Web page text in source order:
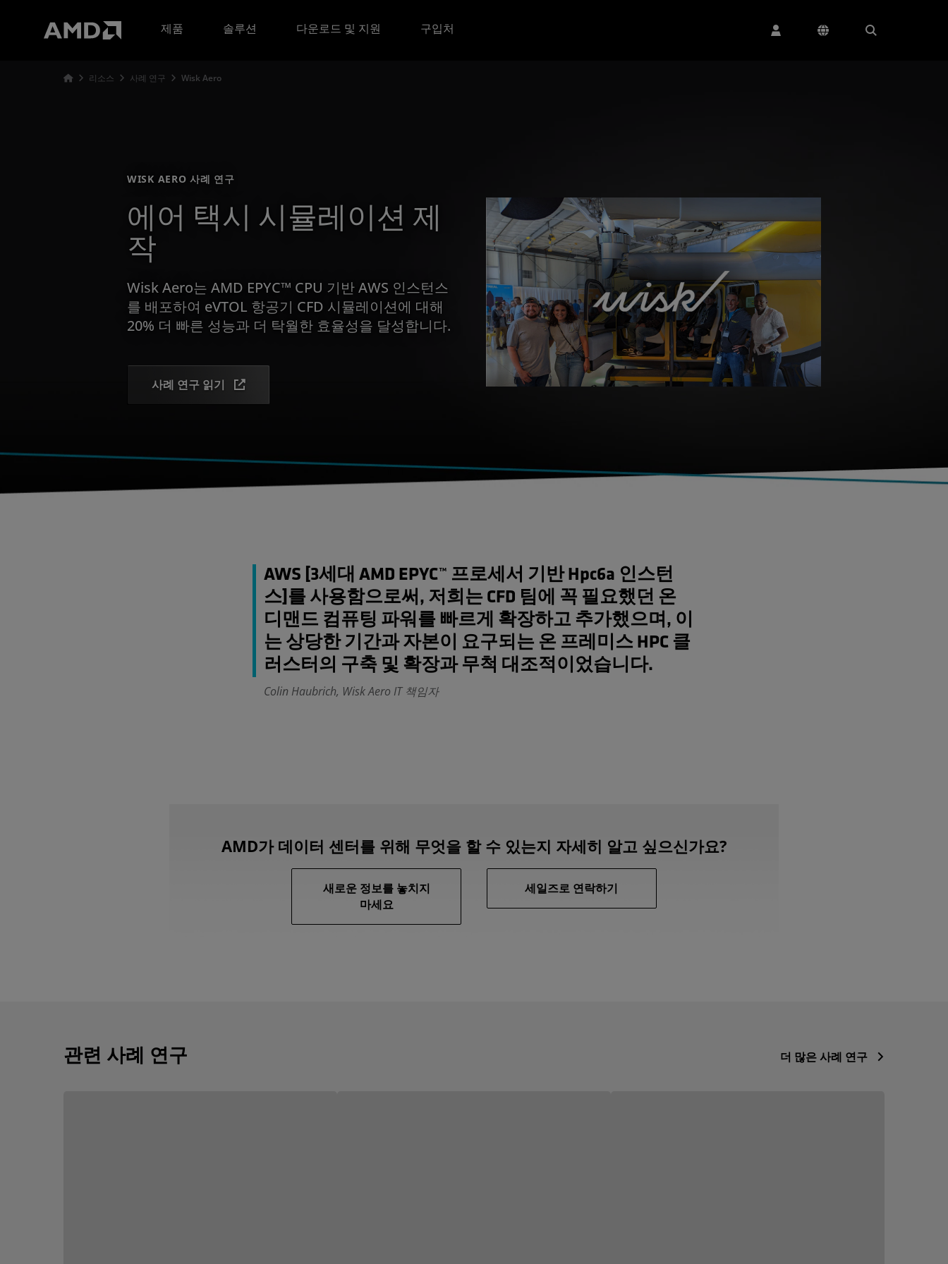
제품
솔루션 다운로드 및 지원 구입처
리소스 사례 연구 Wisk Aero
WISK AERO 사례 연구
에어 택시 시뮬레이션 제
작
Wisk Aero는 AMD EPYC™ CPU 기반 AWS 인스턴스
를 배포하여 eVTOL 항공기 CFD 시뮬레이션에 대해
20% 더 빠른 성능과 더 탁월한 효율성을 달성합니다.
사례 연구 읽기
AWS [3세대 AMD EPYC™ 프로세서 기반 Hpc6a 인스턴
스]를 사용함으로써, 저희는 CFD 팀에 꼭 필요했던 온
디맨드 컴퓨팅 파워를 빠르게 확장하고 추가했으며, 이
는 상당한 기간과 자본이 요구되는 온 프레미스 HPC 클
러스터의 구축 및 확장과 무척 대조적이었습니다.
Colin Haubrich, Wisk Aero IT 책임자
AMD가 데이터 센터를 위해 무엇을 할 수 있는지 자세히 알고 싶으신가요?
새로운 정보를 놓치지
마세요
세일즈로 연락하기
관련 사례 연구 더 많은 사례 연구